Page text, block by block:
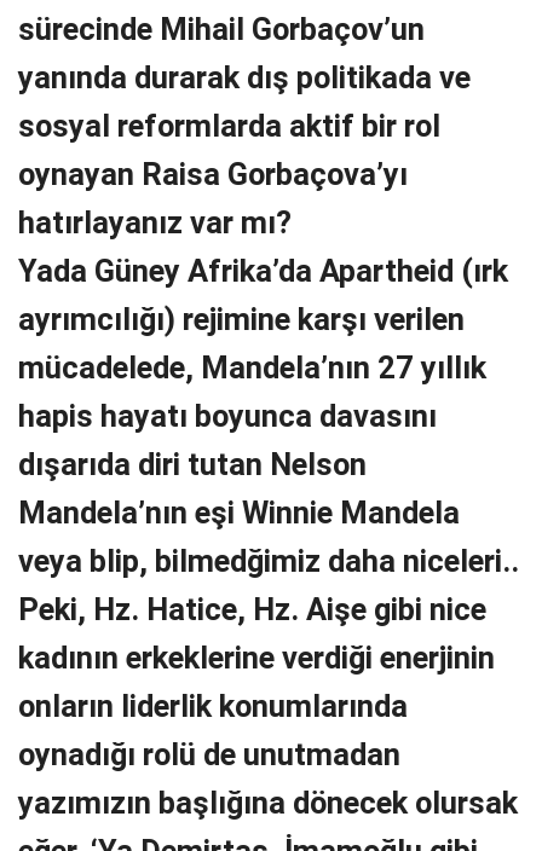
sürecinde Mihail Gorbaçov’un
yanında durarak dış politikada ve
sosyal reformlarda aktif bir rol
oynayan Raisa Gorbaçova’yı
hatırlayanız var mı?
Yada Güney Afrika’da Apartheid (ırk
ayrımcılığı) rejimine karşı verilen
mücadelede, Mandela’nın 27 yıllık
hapis hayatı boyunca davasını
dışarıda diri tutan Nelson
Mandela’nın eşi Winnie Mandela
veya blip, bilmedğimiz daha niceleri..
Peki, Hz. Hatice, Hz. Aişe gibi nice
kadının erkeklerine verdiği enerjinin
onların liderlik konumlarında
oynadığı rolü de unutmadan
yazımızın başlığına dönecek olursak